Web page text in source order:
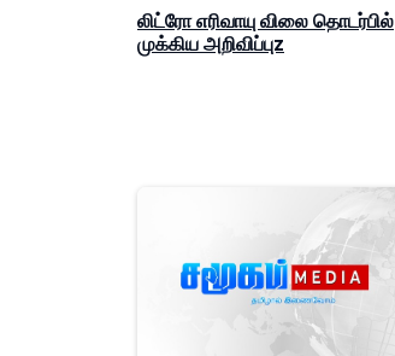
லிட்ரோ எரிவாயு விலை தொடர்பில்
முக்கிய அறிவிப்புz